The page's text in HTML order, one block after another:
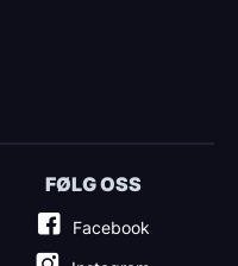
FØLG OSS
Facebook